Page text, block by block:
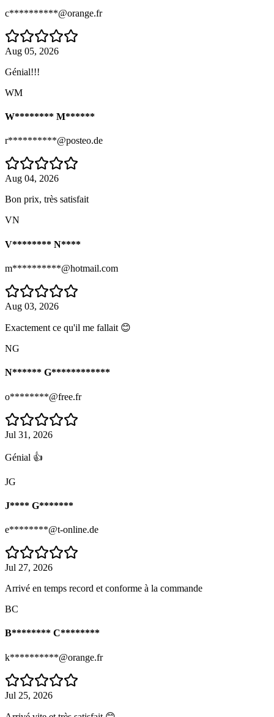
c**********@orange.fr
Aug 05, 2026
Génial!!!
WM
W******** M******
r**********@posteo.de
Aug 04, 2026
Bon prix, très satisfait
VN
V******** N****
m**********@hotmail.com
Aug 03, 2026
Exactement ce qu'il me fallait 😊
NG
N****** G************
o********@free.fr
Jul 31, 2026
Génial 👍
JG
J**** G*******
e********@t-online.de
Jul 27, 2026
Arrivé en temps record et conforme à la commande
BC
B******** C********
k**********@orange.fr
Jul 25, 2026